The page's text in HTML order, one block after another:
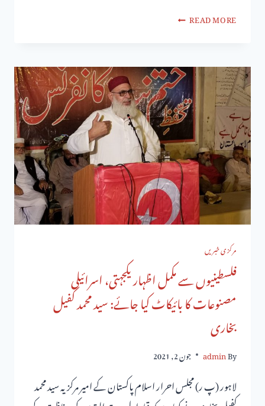
READ MORE
مرکزی خبریں
فلسطینیوں سے مکمل اظہار یکجہتی، اسرائیلی
مصنوعات کا بائیکاٹ کیا جائے: سید محمد کفیل
بخاری
By
admin جون 2, 2021
لاہور (پ ر) مجلس احرار اسلام پاکستان کے امیر مرکزیہ سید محمد